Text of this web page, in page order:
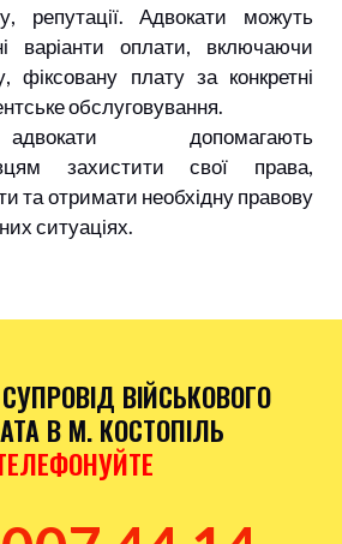
репутації. Адвокати можуть
варіанти оплати, включаючи
фіксовану плату за конкретні
обслуговування.
допомагають
захистити свої права,
та отримати необхідну правову
ситуаціях.
ВІЙСЬКОВОГО
В М. КОСТОПІЛЬ